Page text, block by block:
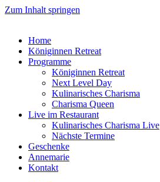
Zum Inhalt springen
Home
Königinnen Retreat
Programme
Königinnen Retreat
Next Level Day
Kulinarisches Charisma
Charisma Queen
Live im Restaurant
Kulinarisches Charisma Live
Nächste Termine
Geschenke
Annemarie
Kontakt